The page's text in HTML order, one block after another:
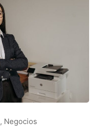
, Negocios